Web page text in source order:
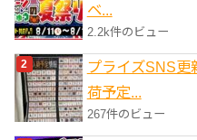
ベ...
2.2k件のビュー
プライズSNS
荷予定...
267件のビュー